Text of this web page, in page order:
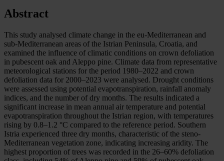
Abstract
This study analysed climate change in the eu-Mediterranean and
sub-Mediterranean areas of the Istrian Peninsula, Croatia, and
examined the influence of climatic conditions on crown defoliation
in pubescent oak and Aleppo pine. Climate data from representative
meteorological stations for the period 1980–2022 and crown
defoliation data for 2000–2023 were analysed. Drought conditions
were assessed using potential evapotranspiration, rainfall anomaly
indices, and the number of dry months. The results indicated a
significant increase in mean annual air temperature and potential
evapotranspiration throughout the Istrian region, with temperatures
rising by 0.8–1.2 °C compared to the reference period. Southern
Istria experienced three dry months, characteristic of the steno-
Mediterranean vegetation zone, indicating increasing aridity. The
highest proportion of trees was recorded in the 26–60% defoliation